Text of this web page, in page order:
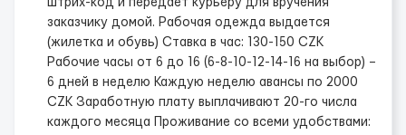
штрих-код и передает курьеру для вручения
заказчику домой. Рабочая одежда выдается
(жилетка и обувь) Ставка в час: 130-150 CZK
Рабочие часы от 6 до 16 (6-8-10-12-14-16 на выбор) –
6 дней в неделю Каждую неделю авансы по 2000
CZK Заработную плату выплачивают 20-го числа
каждого месяца
Проживание со всеми удобствами: